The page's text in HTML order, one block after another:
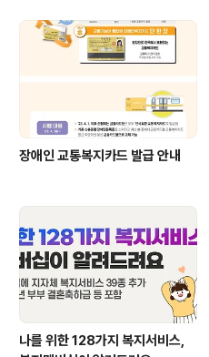
장애인 교통복지카드 발급 안내
나를 위한 128가지 복지서비스,